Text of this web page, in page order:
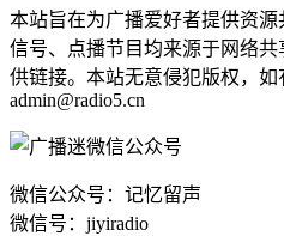
本站旨在为广播爱好者提供资
信号、点播节目均来源于网络
供链接。本站无意侵犯版权，如
admin@radio5.cn
微信公众号：记忆留声
微信号：jiyiradio